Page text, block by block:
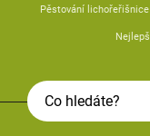
Pěstování lichořeřišnice